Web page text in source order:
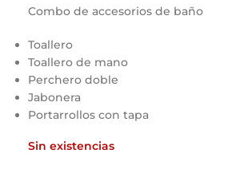
Combo de accesorios de baño
Toallero
Toallero de mano
Perchero doble
Jabonera
Portarrollos con tapa
Sin existencias